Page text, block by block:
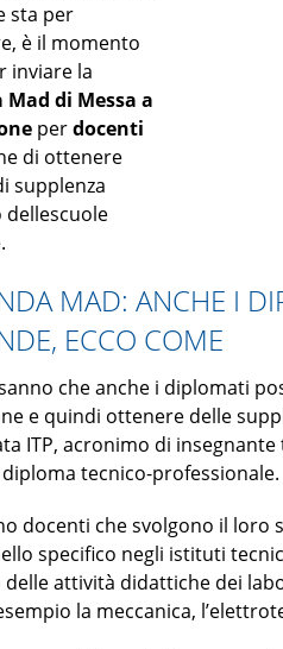
sta per
è il momento
inviare la
di Messa a
perdocenti
di ottenere
supplenza
dellescuole
MAD: ANCHE I
ECCO COME
che anche i diplomati
e quindi ottenere delle
ITP, acronimo di
tecnico-professionale.
docenti che svolgono il
specifico negli istituti
delle attività didattiche dei
la meccanica,